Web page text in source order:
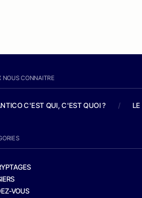
NOUS CONNAITRE
C'EST QUI, C'EST QUOI ? /
VOUS